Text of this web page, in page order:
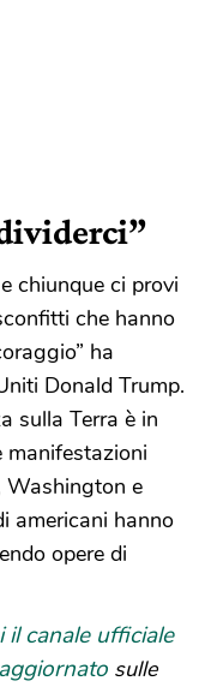
chiunque ci provi
che hanno
ha
Donald Trump.
sulla Terra è in
manifestazioni
Washington e
americani hanno
opere di
il canale ufficiale
sulle